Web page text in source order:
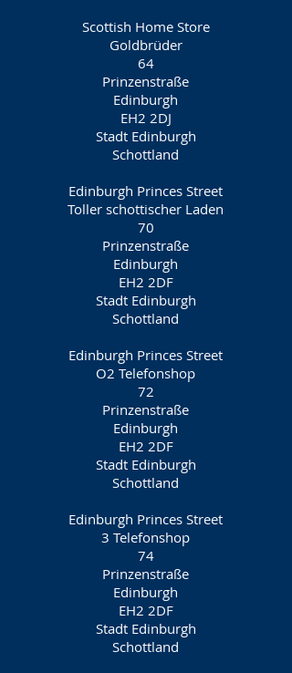
Scottish Home Store
Goldbrüder
64
Prinzenstraße
Edinburgh
EH2 2DJ
Stadt Edinburgh
Schottland
Edinburgh Princes Street
Toller schottischer Laden
70
Prinzenstraße
Edinburgh
EH2 2DF
Stadt Edinburgh
Schottland
Edinburgh Princes Street
O2 Telefonshop
72
Prinzenstraße
Edinburgh
EH2 2DF
Stadt Edinburgh
Schottland
Edinburgh Princes Street
3 Telefonshop
74
Prinzenstraße
Edinburgh
EH2 2DF
Stadt Edinburgh
Schottland